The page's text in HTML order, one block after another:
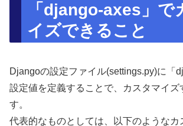
「django-axes」で
イズできること
Djangoの設定ファイル(settings.py)に「
設定値を定義することで、カスタマイズ
す。
代表的なものとしては、以下のようなカ